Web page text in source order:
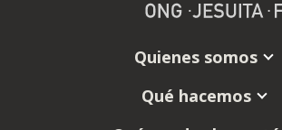
Quienes somos
Qué hacemos